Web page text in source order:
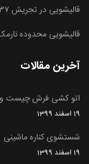
قالیشویی در تجریش ۲۲۴۷۵۶۳۷
قالیشویی محدوده نارمک
آخرین مقالات
اتو کشی فرش چیست و
19 اسفند 1399
شستشوی کناره ماشینی
19 اسفند 1399